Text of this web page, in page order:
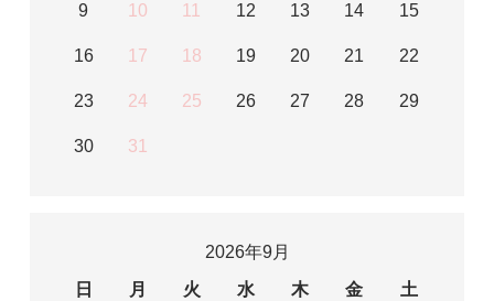
9 10 11 12 13 14 15
16 17 18 19 20 21 22
23 24 25 26 27 28 29
30 31
2026年9月
日
月 火 水 木 金 土